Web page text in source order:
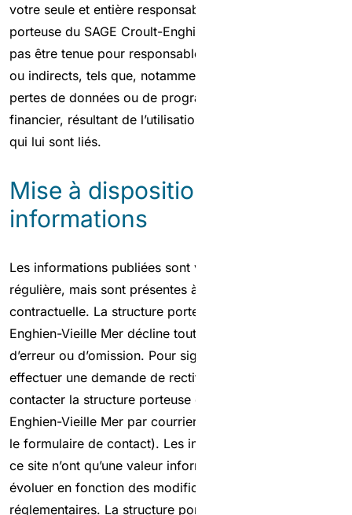
votre seule et entière responsabilité. La structure
porteuse du SAGE Croult-Enghien-Vieille Mer ne pourra
pas être tenue pour responsable des dommages directs
ou indirects, tels que, notamment, préjudice matériel,
pertes de données ou de programme, préjudice
financier, résultant de l’utilisation de ce site ou des sites
qui lui sont liés.
Mise à disposition des
informations
Les informations publiées sont vérifiées de manière
régulière, mais sont présentes à titre informatif et non
contractuelle. La structure porteuse du SAGE Croult-
Enghien-Vieille Mer décline toute responsabilité en cas
d’erreur ou d’omission. Pour signaler une erreur ou
effectuer une demande de rectification, vous pouvez
contacter la structure porteuse du SAGE Croult-
Enghien-Vieille Mer par courrier, courriel ou en utilisant
le formulaire de contact). Les informations données sur
ce site n’ont qu’une valeur informative et peuvent
évoluer en fonction des modifications législatives ou
réglementaires. La structure porteuse du SAGE Croult-